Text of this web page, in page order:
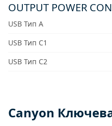
OUTPUT POWER
USB Тип A
USB Тип C1
USB Тип C2
Canyon